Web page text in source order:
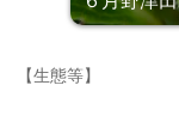
【生態等】